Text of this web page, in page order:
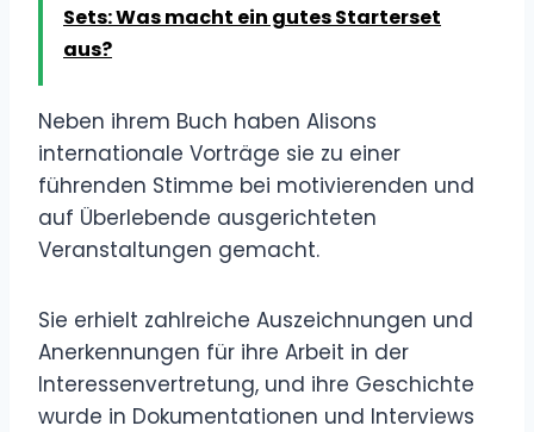
Sets: Was macht ein gutes Starterset
aus?
Neben ihrem Buch haben Alisons
internationale Vorträge sie zu einer
führenden Stimme bei motivierenden und
auf Überlebende ausgerichteten
Veranstaltungen gemacht.
Sie erhielt zahlreiche Auszeichnungen und
Anerkennungen für ihre Arbeit in der
Interessenvertretung, und ihre Geschichte
wurde in Dokumentationen und Interviews